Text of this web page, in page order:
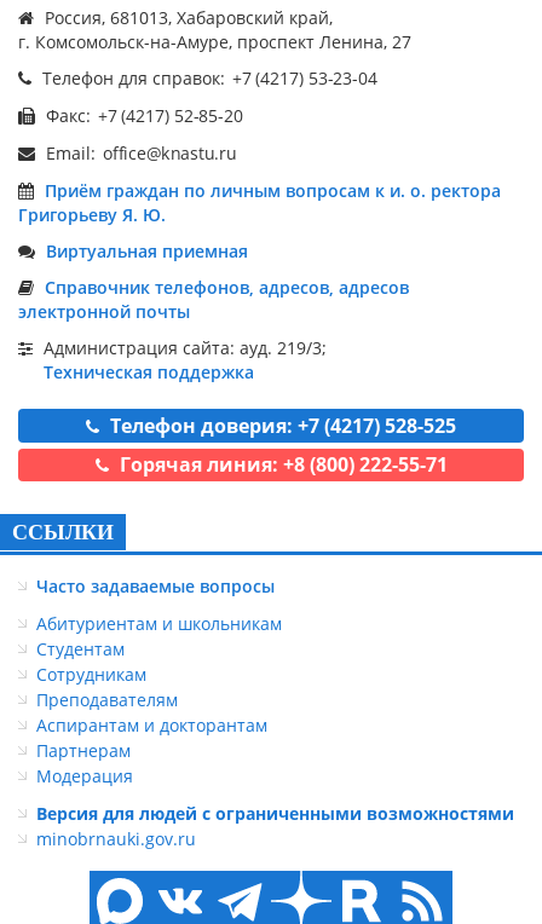
Россия, 681013, Хабаровский край,
г. Комсомольск-на-Амуре, проспект Ленина, 27
Телефон для справок:
Факс:
Email:
Приём граждан по личным вопросам к и. о. ректора
Григорьеву Я. Ю.
Виртуальная приемная
Справочник телефонов, адресов, адресов
электронной почты
Администрация сайта: ауд. 219/3;
Техническая поддержка
Телефон доверия: +7 (4217) 528-525
Горячая линия: +8 (800) 222-55-71
ССЫЛКИ
Часто задаваемые вопросы
Абитуриентам и школьникам
Студентам
Сотрудникам
Преподавателям
Аспирантам и докторантам
Партнерам
Модерация
Версия для людей с ограниченными возможностями
minobrnauki.gov.ru